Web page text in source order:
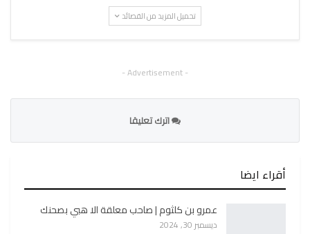
تحميل المزيد من القصائد
- Advertisement -
اترك تعليقا
أقراء ايضا
عمرو بن كلثوم | صاحب معلقة الا هبي بصحنك
ديسمبر 30, 2024